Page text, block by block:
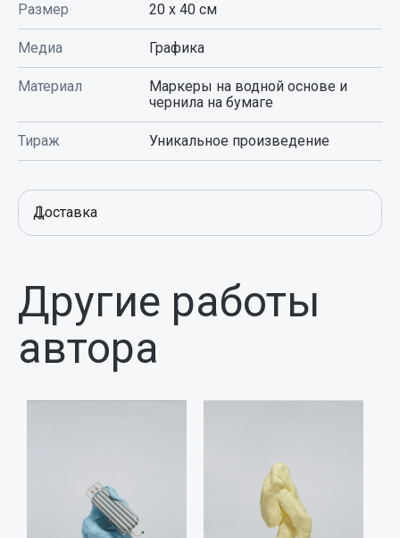
Размер 20 х 40см
Медиа Графика
Материал
Маркеры на водной основе и
чернила на бумаге
Тираж Уникальное произведение
Доставка
Другие работы
автора